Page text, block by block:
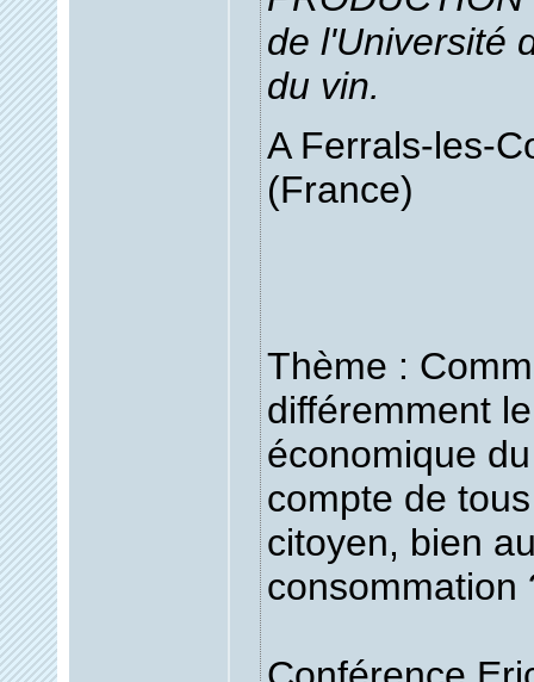
de l'Université
du vin.
A Ferrals-les-
(France)
Thème :
différemment
économique
compte de
citoyen, bien
consommation